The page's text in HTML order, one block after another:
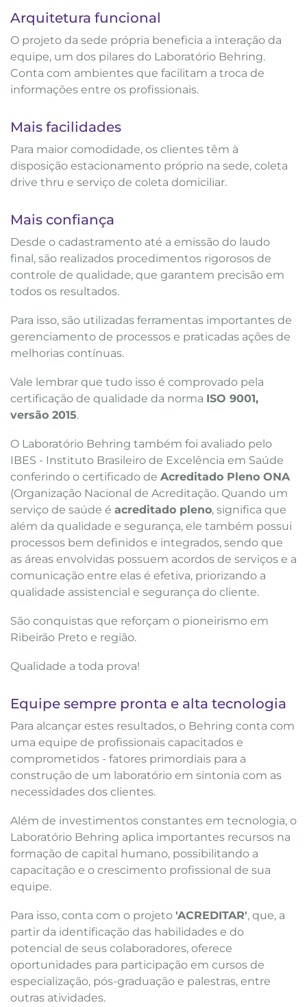
Arquitetura funcional
O projeto da sede própria beneficia a interação da
equipe, um dos pilares do Laboratório Behring.
Conta com ambientes que facilitam a troca de
informações entre os profissionais.
Mais facilidades
Para maior comodidade, os clientes têm à
disposição estacionamento próprio na sede, coleta
drive thru e serviço de coleta domiciliar.
Mais confiança
Desde o cadastramento até a emissão do laudo
final, são realizados procedimentos rigorosos de
controle de qualidade, que garantem precisão em
todos os resultados.
Para isso, são utilizadas ferramentas importantes de
gerenciamento de processos e praticadas ações de
melhorias contínuas.
Vale lembrar que tudo isso é comprovado pela
certificação de qualidade da norma ISO 9001,
versão 2015.
O Laboratório Behring também foi avaliado pelo
IBES - Instituto Brasileiro de Excelência em Saúde
conferindo o certificado de Acreditado Pleno ONA
(Organização Nacional de Acreditação. Quando um
serviço de saúde é acreditado pleno, significa que
além da qualidade e segurança, ele também possui
processos bem definidos e integrados, sendo que
as áreas envolvidas possuem acordos de serviços e a
comunicação entre elas é efetiva, priorizando a
qualidade assistencial e segurança do cliente.
São conquistas que reforçam o pioneirismo em
Ribeirão Preto e região.
Qualidade a toda prova!
Equipe sempre pronta e alta tecnologia
Para alcançar estes resultados, o Behring conta com
uma equipe de profissionais capacitados e
comprometidos - fatores primordiais para a
construção de um laboratório em sintonia com as
necessidades dos clientes.
Além de investimentos constantes em tecnologia, o
Laboratório Behring aplica importantes recursos na
formação de capital humano, possibilitando a
capacitação e o crescimento profissional de sua
equipe.
Para isso, conta com o projeto 'ACREDITAR', que, a
partir da identificação das habilidades e do
potencial de seus colaboradores, oferece
oportunidades para participação em cursos de
especialização, pós-graduação e palestras, entre
outras atividades.